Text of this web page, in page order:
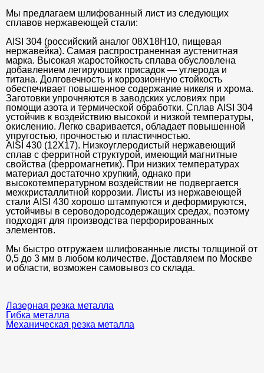
Мы предлагаем шлифованный лист из следующих
сплавов нержавеющей стали:
AISI 304 (российский аналог 08Х18Н10, пищевая
нержавейка). Самая распространенная аустенитная
марка. Высокая жаростойкость сплава обусловлена
добавлением легирующих присадок — углерода и
титана. Долговечность и коррозионную стойкость
обеспечивает повышенное содержание никеля и хрома.
Заготовки упрочняются в заводских условиях при
помощи азота и термической обработки. Сплав AISI 304
устойчив к воздействию высокой и низкой температуры,
окислению. Легко сваривается, обладает повышенной
упругостью, прочностью и пластичностью.
AISI 430 (12Х17). Низкоуглеродистый нержавеющий
сплав с ферритной структурой, имеющий магнитные
свойства (ферромагнетик). При низких температурах
материал достаточно хрупкий, однако при
высокотемпературном воздействии не подвергается
межкристаллитной коррозии. Листы из нержавеющей
стали AISI 430 хорошо штампуются и деформируются,
устойчивы в сероводородсодержащих средах, поэтому
подходят для производства перфорированных
элементов.
Мы быстро отгружаем шлифованные листы толщиной от
0,5 до 3 мм в любом количестве. Доставляем по Москве
и области, возможен самовывоз со склада.
Лазерная резка металла
Гибка металла
Механическая резка металла